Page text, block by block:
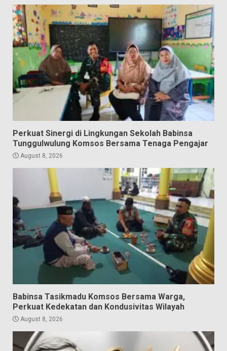
Perkuat Sinergi di Lingkungan Sekolah Babinsa
Tunggulwulung Komsos Bersama Tenaga Pengajar
August 8, 2026
Babinsa Tasikmadu Komsos Bersama Warga,
Perkuat Kedekatan dan Kondusivitas Wilayah
August 8, 2026